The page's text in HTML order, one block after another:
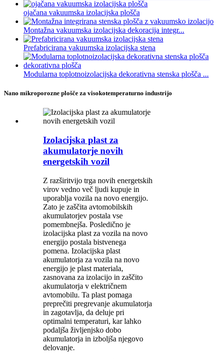
ojačana vakuumska izolacijska plošča
Montažna vakuumska izolacijska dekoracija integr...
Prefabricirana vakuumska izolacijska stena
Modularna toplotnoizolacijska dekorativna stenska plošča ...
Nano mikroporozne plošče za visokotemperaturno industrijo
Izolacijska plast za
akumulatorje novih
energetskih vozil
Z razširitvijo trga novih energetskih
virov vedno več ljudi kupuje in
uporablja vozila na novo energijo.
Zato je zaščita avtomobilskih
akumulatorjev postala vse
pomembnejša. Posledično je
izolacijska plast za vozila na novo
energijo postala bistvenega
pomena. Izolacijska plast
akumulatorja za vozila na novo
energijo je plast materiala,
zasnovana za izolacijo in zaščito
akumulatorja v električnem
avtomobilu. Ta plast pomaga
preprečiti pregrevanje akumulatorja
in zagotavlja, da deluje pri
optimalni temperaturi, kar lahko
podaljša življenjsko dobo
akumulatorja in izboljša njegovo
delovanje.